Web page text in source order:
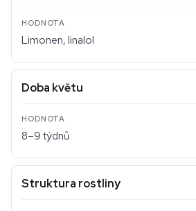
Limonen, linalol
Doba květu
8–9 týdnů
Struktura rostliny